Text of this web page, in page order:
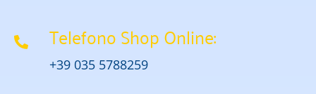
Telefono Shop Online:
+39 035 5788259